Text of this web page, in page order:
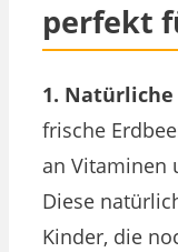
perfekt
1.
frische
an Vitaminen
Diese
Kinder, die